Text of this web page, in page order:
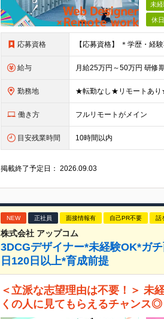
未
休
応募資格
給与
勤務地
働き方 フルリモートがメイン
目安残業時間 10時間以内
掲載終了予定日：2026.09.03
NEW 正社員 面接情報有 自己PR不要 話
株式会社 アップコム
3DCGデザイナー*未経験OK*ガ
日120日以上*育成前提
＜立派な志望理由は不要！＞ 未
くの人に見てもらえるチャンス◎